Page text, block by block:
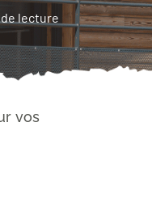
Scierie
lecture
vos